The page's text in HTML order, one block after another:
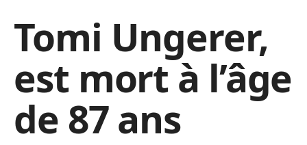
Tomi Ungerer,
est mort à l’âge
de 87 ans